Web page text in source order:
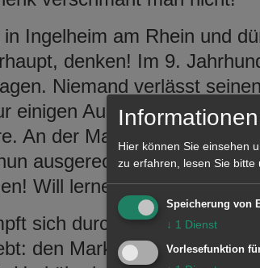
Ingelheim am Rhein und
denken! Im 9.
Niemand verlässt
einigen Auserwählten
An der Macht sind
ausgerechnet ein
Will lernen, leben, lieben!
sich durch. Lernt: Latein
den Markgrafen Gerold,
Hier können Sie einsehen
zu erfahren, lesen Sie bitte
Speicherung von
↓ 1 Dienst
Vorlesefunktion